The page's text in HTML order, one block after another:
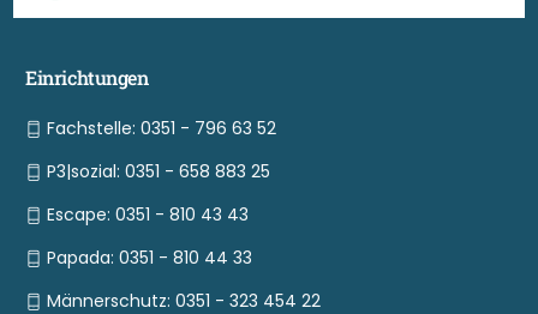
Einrichtungen
Fachstelle: 0351 - 796 63 52
P3|sozial: 0351 - 658 883 25
Escape: 0351 - 810 43 43
Papada: 0351 - 810 44 33
Männerschutz: 0351 - 323 454 22